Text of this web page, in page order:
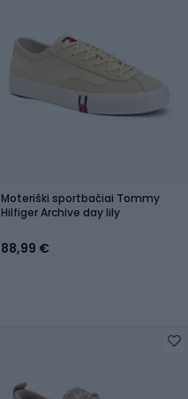
Moteriški sportbačiai Tommy
Hilfiger Archive day lily
88,99 €